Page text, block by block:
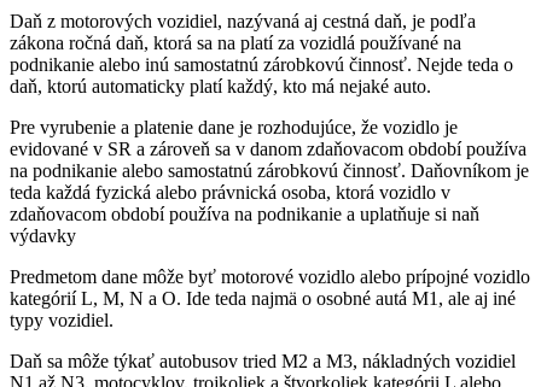
Daň z motorových vozidiel, nazývaná aj cestná daň, je podľa
zákona ročná daň, ktorá sa na platí za vozidlá používané na
podnikanie alebo inú samostatnú zárobkovú činnosť. Nejde teda o
daň, ktorú automaticky platí každý, kto má nejaké auto.
Pre vyrubenie a platenie dane je rozhodujúce, že vozidlo je
evidované v SR a zároveň sa v danom zdaňovacom období používa
na podnikanie alebo samostatnú zárobkovú činnosť. Daňovníkom je
teda každá fyzická alebo právnická osoba, ktorá vozidlo v
zdaňovacom období používa na podnikanie a uplatňuje si naň
výdavky
Predmetom dane môže byť motorové vozidlo alebo prípojné vozidlo
kategórií L, M, N a O. Ide teda najmä o osobné autá M1, ale aj iné
typy vozidiel.
Daň sa môže týkať autobusov tried M2 a M3, nákladných vozidiel
N1 až N3, motocyklov, trojkoliek a štvorkoliek kategórii L alebo